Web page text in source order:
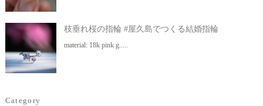
枝垂れ桜の指輪 #屋久島でつくる結婚指輪
material: 18k pink g.....
Category